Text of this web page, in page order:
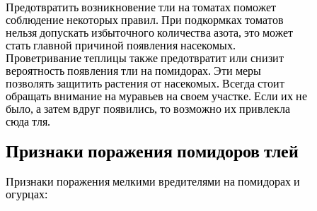
Предотвратить возникновение тли на томатах поможет
соблюдение некоторых правил. При подкормках томатов
нельзя допускать избыточного количества азота, это может
стать главной причиной появления насекомых.
Проветривание теплицы также предотвратит или снизит
вероятность появления тли на помидорах. Эти меры
позволять защитить растения от насекомых. Всегда стоит
обращать внимание на муравьев на своем участке. Если их не
было, а затем вдруг появились, то возможно их привлекла
сюда тля.
Признаки поражения помидоров тлей
Признаки поражения мелкими вредителями на помидорах и
огурцах: